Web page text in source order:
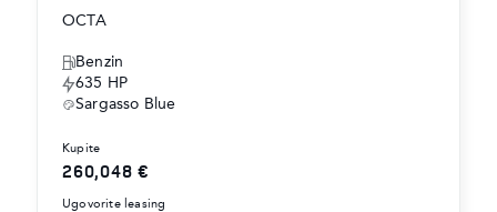
OCTA
Benzin
635 HP
Sargasso Blue
kupite
260,048 €
ugovorite leasing